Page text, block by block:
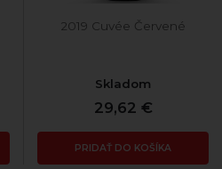
2019 Cuvée Červené
Skladom
29,62 €
PRIDAŤ DO KOŠÍKA